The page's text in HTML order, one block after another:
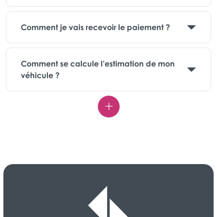
Comment je vais recevoir le paiement ?
Comment se calcule l’estimation de mon
véhicule ?